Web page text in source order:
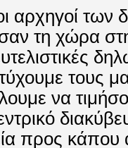
αρχηγοί των
τη χώρα
τους
να
προς κάπου